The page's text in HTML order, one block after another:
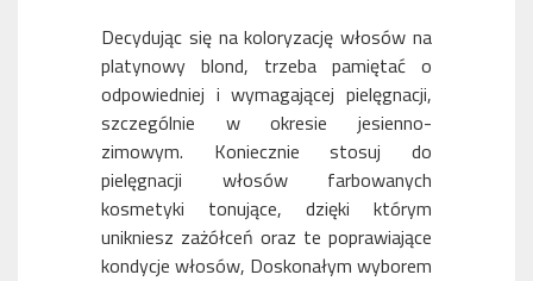
Decydując się na koloryzację włosów na
platynowy blond, trzeba pamiętać o
odpowiedniej i wymagającej pielęgnacji,
szczególnie w okresie jesienno-
zimowym. Koniecznie stosuj do
pielęgnacji włosów farbowanych
kosmetyki tonujące, dzięki którym
unikniesz zażółceń oraz te poprawiające
kondycje włosów, Doskonałym wyborem